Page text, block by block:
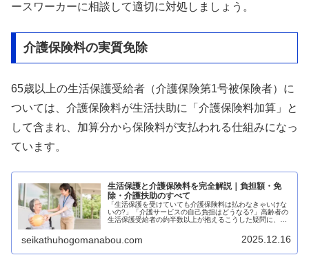
ースワーカーに相談して適切に対処しましょう。
介護保険料の実質免除
65歳以上の生活保護受給者（介護保険第1号被保険者）に
ついては、介護保険料が生活扶助に「介護保険料加算」と
して含まれ、加算分から保険料が支払われる仕組みになっ
ています。
生活保護と介護保険料を完全解説｜負担額・免
除・介護扶助のすべて
「生活保護を受けていても介護保険料は払わなきゃいけな
いの?」「介護サービスの自己負担はどうなる?」高齢者の
生活保護受給者の約半数以上が抱えるこうした疑問に、本
seikathuhogomanabou.com 2025.12.16